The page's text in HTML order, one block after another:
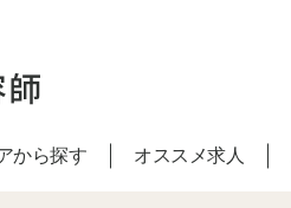
から探す オススメ求人